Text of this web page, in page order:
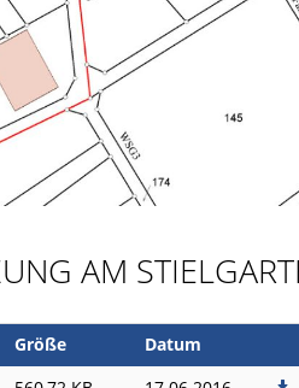
AM
Größe
Datum